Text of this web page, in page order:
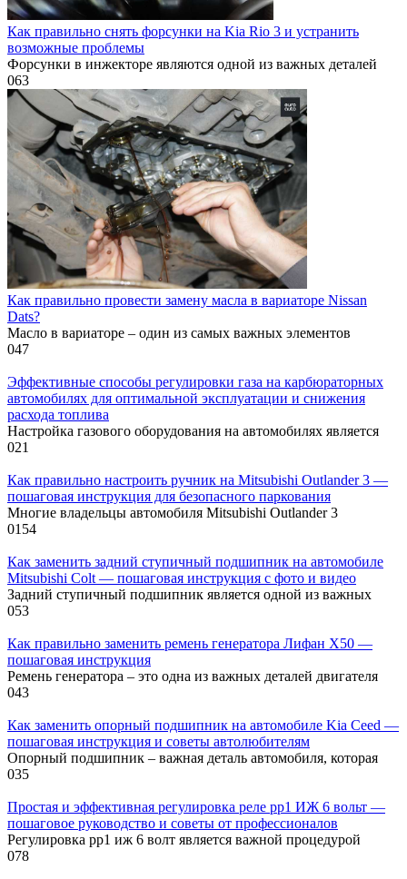
Как правильно снять форсунки на Kia Rio 3 и устранить
возможные проблемы
Форсунки в инжекторе являются одной из важных деталей
063
Как правильно провести замену масла в вариаторе Nissan
Dats?
Масло в вариаторе – один из самых важных элементов
047
Эффективные способы регулировки газа на карбюраторных
автомобилях для оптимальной эксплуатации и снижения
расхода топлива
Настройка газового оборудования на автомобилях является
021
Как правильно настроить ручник на Mitsubishi Outlander 3 —
пошаговая инструкция для безопасного паркования
Многие владельцы автомобиля Mitsubishi Outlander 3
0154
Как заменить задний ступичный подшипник на автомобиле
Mitsubishi Colt — пошаговая инструкция с фото и видео
Задний ступичный подшипник является одной из важных
053
Как правильно заменить ремень генератора Лифан Х50 —
пошаговая инструкция
Ремень генератора – это одна из важных деталей двигателя
043
Как заменить опорный подшипник на автомобиле Kia Ceed —
пошаговая инструкция и советы автолюбителям
Опорный подшипник – важная деталь автомобиля, которая
035
Простая и эффективная регулировка реле рр1 ИЖ 6 вольт —
пошаговое руководство и советы от профессионалов
Регулировка рр1 иж 6 волт является важной процедурой
078